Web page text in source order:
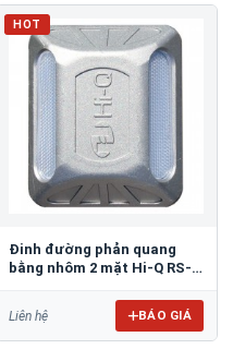
HOT
Đinh đường phản quang
bằng nhôm 2 mặt Hi-Q RS-
Liên hệ BÁO GIÁ